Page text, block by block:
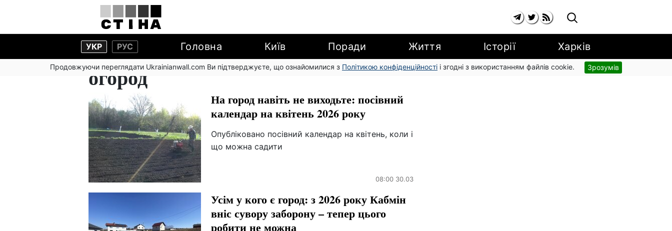
УКР РУС Головна Київ Поради Життя Історії Харків
Продовжуючи переглядати Ukrainianwall.com Ви підтверджуєте, що ознайомилися з Політикою конфіденційності і згодні з використанням файлів cookie. Зрозумів
огород
На город навіть не виходьте: посівний
календар на квітень 2026 року
Опубліковано посівний календар на квітень, коли і
що можна садити
08:00 30.03
Усім у кого є город: з 2026 року Кабмін
вніс сувору заборону – тепер цього
робити не можна